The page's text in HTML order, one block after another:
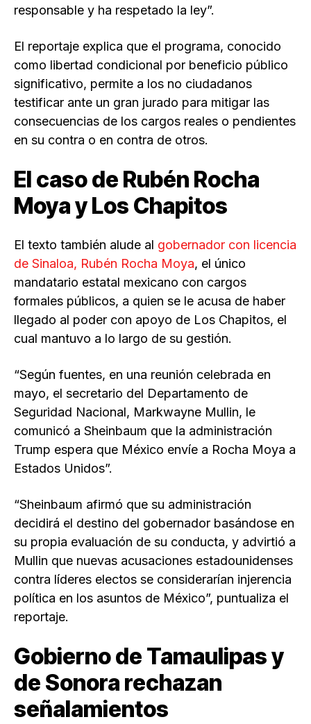
responsable y ha respetado la ley”.
El reportaje explica que el programa, conocido
como libertad condicional por beneficio público
significativo, permite a los no ciudadanos
testificar ante un gran jurado para mitigar las
consecuencias de los cargos reales o pendientes
en su contra o en contra de otros.
El caso de Rubén Rocha
Moya y Los Chapitos
El texto también alude al gobernador con licencia
de Sinaloa, Rubén Rocha Moya, el único
mandatario estatal mexicano con cargos
formales públicos, a quien se le acusa de haber
llegado al poder con apoyo de Los Chapitos, el
cual mantuvo a lo largo de su gestión.
“Según fuentes, en una reunión celebrada en
mayo, el secretario del Departamento de
Seguridad Nacional, Markwayne Mullin, le
comunicó a Sheinbaum que la administración
Trump espera que México envíe a Rocha Moya a
Estados Unidos”.
“Sheinbaum afirmó que su administración
decidirá el destino del gobernador basándose en
su propia evaluación de su conducta, y advirtió a
Mullin que nuevas acusaciones estadounidenses
contra líderes electos se considerarían injerencia
política en los asuntos de México”, puntualiza el
reportaje.
Gobierno de Tamaulipas y
de Sonora rechazan
señalamientos